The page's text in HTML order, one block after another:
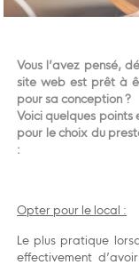
Vous l’avez pensé,
site web est prêt à
pour sa conception ?
Voici quelques
pour le choix du
:
Opter pour le local :
Le plus pratique
effectivement